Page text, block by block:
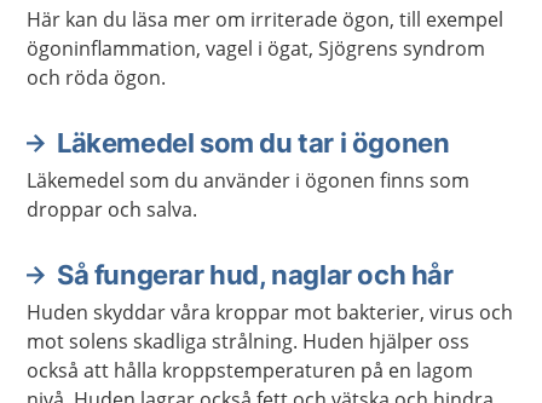
Här kan du läsa mer om irriterade ögon, till exempel
ögoninflammation, vagel i ögat, Sjögrens syndrom
och röda ögon.
Läkemedel som du tar i ögonen
Läkemedel som du använder i ögonen finns som
droppar och salva.
Så fungerar hud, naglar och hår
Huden skyddar våra kroppar mot bakterier, virus och
mot solens skadliga strålning. Huden hjälper oss
också att hålla kroppstemperaturen på en lagom